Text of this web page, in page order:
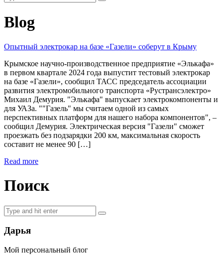
Blog
Опытный электрокар на базе «Газели» соберут в Крыму
Крымское научно-производственное предприятие «Элькафа»
в первом квартале 2024 года выпустит тестовый электрокар
на базе «Газели», сообщил ТАСС председатель ассоциации
развития электромобильного транспорта «Рустрансэлектро»
Михаил Демурия. "Элькафа" выпускает электрокомпоненты и
для УАЗа. ""Газель" мы считаем одной из самых
перспективных платформ для нашего набора компонентов", –
сообщил Демурия. Электрическая версия "Газели" сможет
проезжать без подзарядки 200 км, максимальная скорость
составит не менее 90 […]
Read more
Поиск
Дарья
Мой персональный блог